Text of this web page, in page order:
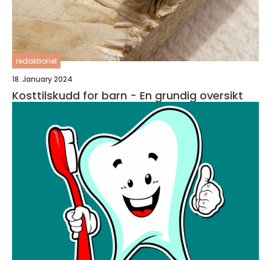
redaktionel
18. January 2024
Kosttilskudd for barn - En grundig oversikt